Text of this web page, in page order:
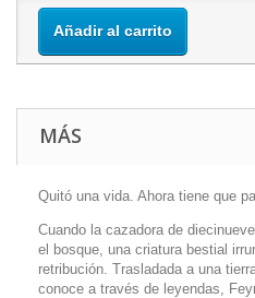
Añadir al carrito
MÁS
Quitó una vida. Ahora tiene que
Cuando la cazadora de
el bosque, una criatura bestial
retribución. Trasladada a una
conoce a través de leyendas,